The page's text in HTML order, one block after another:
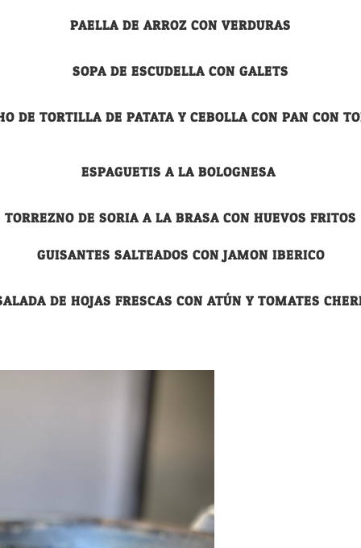
PAELLA DE ARROZ CON VERDURAS
SOPA DE ESCUDELLA CON GALETS
DE TORTILLA DE PATATA Y CEBOLLA CON PAN CON
ESPAGUETIS A LA BOLOGNESA
TORREZNO DE SORIA A LA BRASA CON HUEVOS FRITOS
GUISANTES SALTEADOS CON JAMON IBERICO
DE HOJAS FRESCAS CON ATÚN Y TOMATES